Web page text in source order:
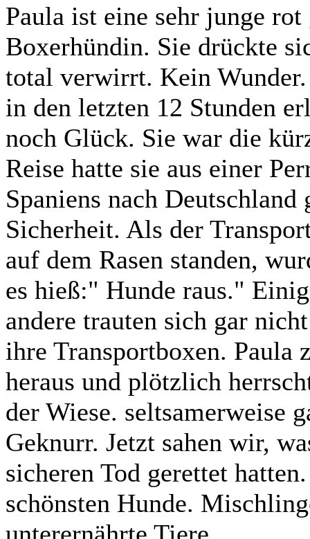
Paula ist eine sehr junge
Boxerhündin. Sie drückte
total verwirrt. Kein
in den letzten 12 Stunden
noch Glück. Sie war die
Reise hatte sie aus einer
Spaniens nach
Sicherheit. Als der
auf dem Rasen standen,
es hieß:" Hunde raus."
andere trauten sich gar
ihre Transportboxen. Paula
heraus und plötzlich
der Wiese. seltsamerweise
Geknurr. Jetzt sahen wir,
sicheren Tod gerettet
schönsten Hunde.
unterernährte Tiere.